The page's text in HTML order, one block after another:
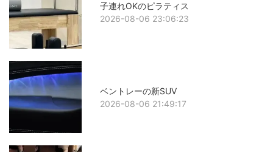
子連れOKのピラティス
2026-08-06 23:06:23
ベントレーの新SUV
2026-08-06 21:49:17